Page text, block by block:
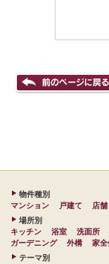
物件種別
マンション
戸建て 店
場所別
キッチン
浴室 洗面所
ガーデニング
外構 家全
テーマ別